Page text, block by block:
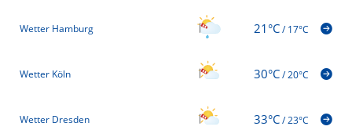
Wetter Hamburg 21°C/17°C
Wetter Köln 30°C/20°C
Wetter Dresden 33°C/23°C